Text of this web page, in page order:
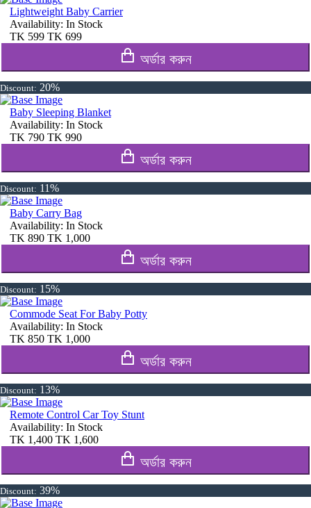
Lightweight Baby Carrier
Availability: In Stock
TK 599 TK 699
অর্ডার করুন
Discount: 20%
Baby Sleeping Blanket
Availability: In Stock
TK 790 TK 990
অর্ডার করুন
Discount: 11%
Baby Carry Bag
Availability: In Stock
TK 890 TK 1,000
অর্ডার করুন
Discount: 15%
Commode Seat For Baby Potty
Availability: In Stock
TK 850 TK 1,000
অর্ডার করুন
Discount: 13%
Remote Control Car Toy Stunt
Availability: In Stock
TK 1,400 TK 1,600
অর্ডার করুন
Discount: 39%